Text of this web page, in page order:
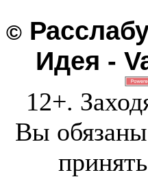
©
Идея -
12+.
Вы
принять